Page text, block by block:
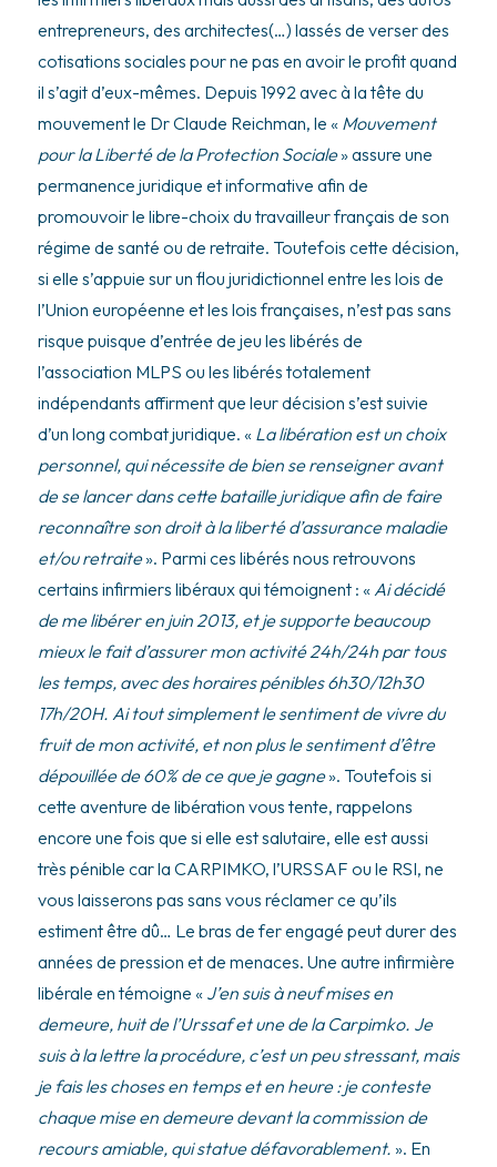
entrepreneurs, des architectes(…) lassés de verser des
cotisations sociales pour ne pas en avoir le profit quand
il s’agit d’eux-mêmes. Depuis 1992 avec à la tête du
mouvement le Dr Claude Reichman, le « Mouvement
pour la Liberté de la Protection Sociale» assure une
permanence juridique et informative afin de
promouvoir le libre-choix du travailleur français de son
régime de santé ou de retraite. Toutefois cette décision,
si elle s’appuie sur un flou juridictionnel entre les lois de
l’Union européenne et les lois françaises, n’est pas sans
risque puisque d’entrée de jeu les libérés de
l’association MLPS ou les libérés totalement
indépendants affirment que leur décision s’est suivie
d’un long combat juridique. « La libération est un choix
personnel, qui nécessite de bien se renseigner avant
de se lancer dans cette bataille juridique afin de faire
reconnaître son droit à la liberté d’assurance maladie
et/ou retraite». Parmi ces libérés nous retrouvons
certains infirmiers libéraux qui témoignent : «Ai décidé
de me libérer en juin 2013, et je supporte beaucoup
mieux le fait d’assurer mon activité 24h/24h par tous
les temps, avec des horaires pénibles 6h30/12h30
17h/20H. Ai tout simplement le sentiment de vivre du
fruit de mon activité, et non plus le sentiment d’être
dépouillée de 60% de ce que je gagne». Toutefois si
cette aventure de libération vous tente, rappelons
encore une fois que si elle est salutaire, elle est aussi
très pénible car la CARPIMKO, l’URSSAF ou le RSI, ne
vous laisserons pas sans vous réclamer ce qu’ils
estiment être dû… Le bras de fer engagé peut durer des
années de pression et de menaces. Une autre infirmière
libérale en témoigne « J’en suis à neuf mises en
demeure, huit de l’Urssaf et une de la Carpimko. Je
suis à la lettre la procédure, c’est un peu stressant, mais
je fais les choses en temps et en heure : je conteste
chaque mise en demeure devant la commission de
recours amiable, qui statue défavorablement. ». En